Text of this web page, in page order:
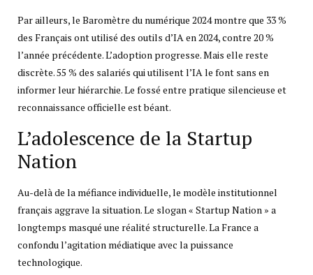
Par ailleurs, le Baromètre du numérique 2024 montre que 33 %
des Français ont utilisé des outils d’IA en 2024, contre 20 %
l’année précédente. L’adoption progresse. Mais elle reste
discrète. 55 % des salariés qui utilisent l’IA le font sans en
informer leur hiérarchie. Le fossé entre pratique silencieuse et
reconnaissance officielle est béant.
L’adolescence de la Startup
Nation
Au-delà de la méfiance individuelle, le modèle institutionnel
français aggrave la situation. Le slogan « Startup Nation » a
longtemps masqué une réalité structurelle. La France a
confondu l’agitation médiatique avec la puissance
technologique.